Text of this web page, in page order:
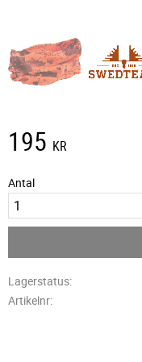
195 KR
Antal
Lagerstatus
Artikelnr